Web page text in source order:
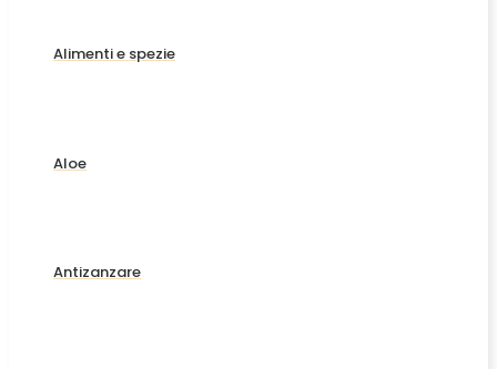
Alimenti e spezie
Aloe
Antizanzare